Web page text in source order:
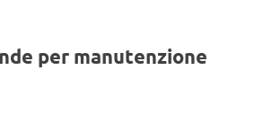
per manutenzione